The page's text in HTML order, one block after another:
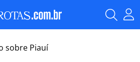
sobre Piauí